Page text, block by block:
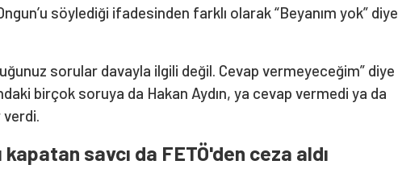
söylediği ifadesinden farklı olarak “Beyanım yok” diye
sorular davayla ilgili değil. Cevap vermeyeceğim” diye
birçok soruya da Hakan Aydın, ya cevap vermedi ya da
savcı da FETÖ'den ceza aldı